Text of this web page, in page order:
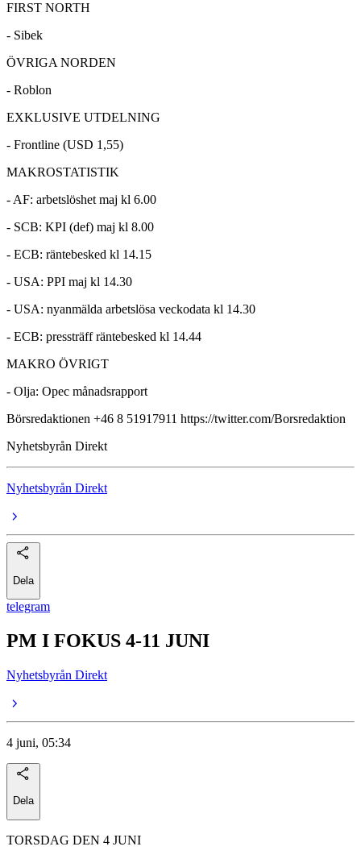
FIRST NORTH
- Sibek
ÖVRIGA NORDEN
- Roblon
EXKLUSIVE UTDELNING
- Frontline (USD 1,55)
MAKROSTATISTIK
- AF: arbetslöshet maj kl 6.00
- SCB: KPI (def) maj kl 8.00
- ECB: räntebesked kl 14.15
- USA: PPI maj kl 14.30
- USA: nyanmälda arbetslösa veckodata kl 14.30
- ECB: pressträff räntebesked kl 14.44
MAKRO ÖVRIGT
- Olja: Opec månadsrapport
Börsredaktionen +46 8 51917911 https://twitter.com/Borsredaktion
Nyhetsbyrån Direkt
Nyhetsbyrån Direkt
Dela
telegram
PM I FOKUS 4-11 JUNI
Nyhetsbyrån Direkt
4 juni, 05:34
Dela
TORSDAG DEN 4 JUNI